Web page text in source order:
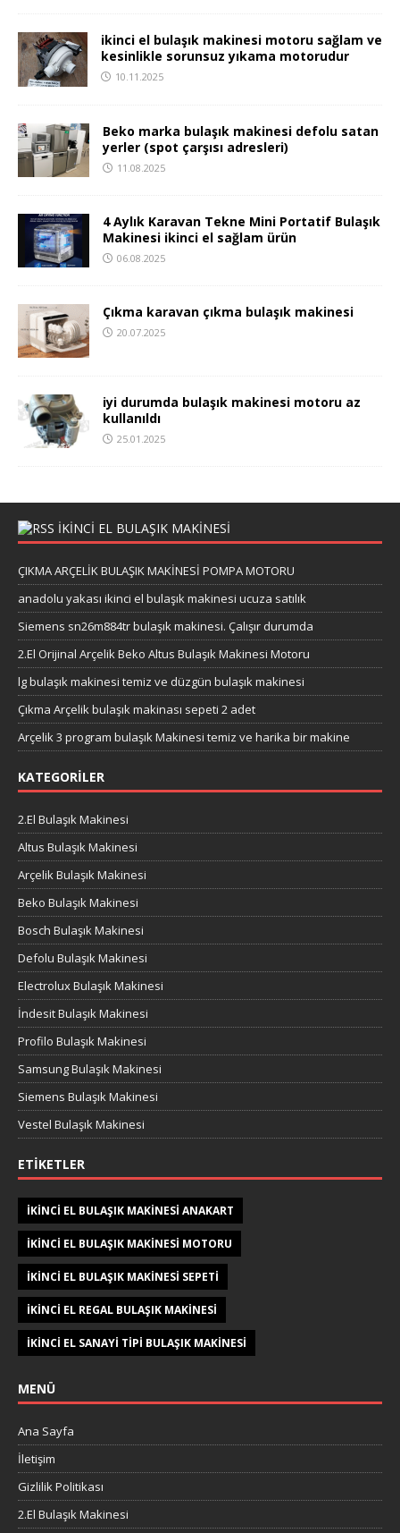
ikinci el bulaşık makinesi motoru sağlam ve
kesinlikle sorunsuz yıkama motorudur
10.11.2025
Beko marka bulaşık makinesi defolu satan
yerler (spot çarşısı adresleri)
11.08.2025
4 Aylık Karavan Tekne Mini Portatif Bulaşık
Makinesi ikinci el sağlam ürün
06.08.2025
Çıkma karavan çıkma bulaşık makinesi
20.07.2025
iyi durumda bulaşık makinesi motoru az
kullanıldı
25.01.2025
IKINCI EL BULAŞIK MAKINESI
ÇIKMA ARÇELİK BULAŞIK MAKİNESİ POMPA MOTORU
anadolu yakası ikinci el bulaşık makinesi ucuza satılık
Siemens sn26m884tr bulaşık makinesi. Çalışır durumda
2.El Orijinal Arçelik Beko Altus Bulaşık Makinesi Motoru
lg bulaşık makinesi temiz ve düzgün bulaşık makinesi
Çıkma Arçelik bulaşık makinası sepeti 2 adet
Arçelik 3 program bulaşık Makinesi temiz ve harika bir makine
KATEGORILER
2.El Bulaşık Makinesi
Altus Bulaşık Makinesi
Arçelik Bulaşık Makinesi
Beko Bulaşık Makinesi
Bosch Bulaşık Makinesi
Defolu Bulaşık Makinesi
Electrolux Bulaşık Makinesi
İndesit Bulaşık Makinesi
Profilo Bulaşık Makinesi
Samsung Bulaşık Makinesi
Siemens Bulaşık Makinesi
Vestel Bulaşık Makinesi
ETIKETLER
IKINCI EL BULAŞIK MAKINESI ANAKART
IKINCI EL BULAŞIK MAKINESI MOTORU
IKINCI EL BULAŞIK MAKINESI SEPETI
IKINCI EL REGAL BULAŞIK MAKINESI
IKINCI EL SANAYI TIPI BULAŞIK MAKINESI
MENÜ
Ana Sayfa
İletişim
Gizlilik Politikası
2.El Bulaşık Makinesi